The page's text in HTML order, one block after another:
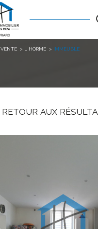
VENTE L HORME IMMEUBLE
RETOUR AUX